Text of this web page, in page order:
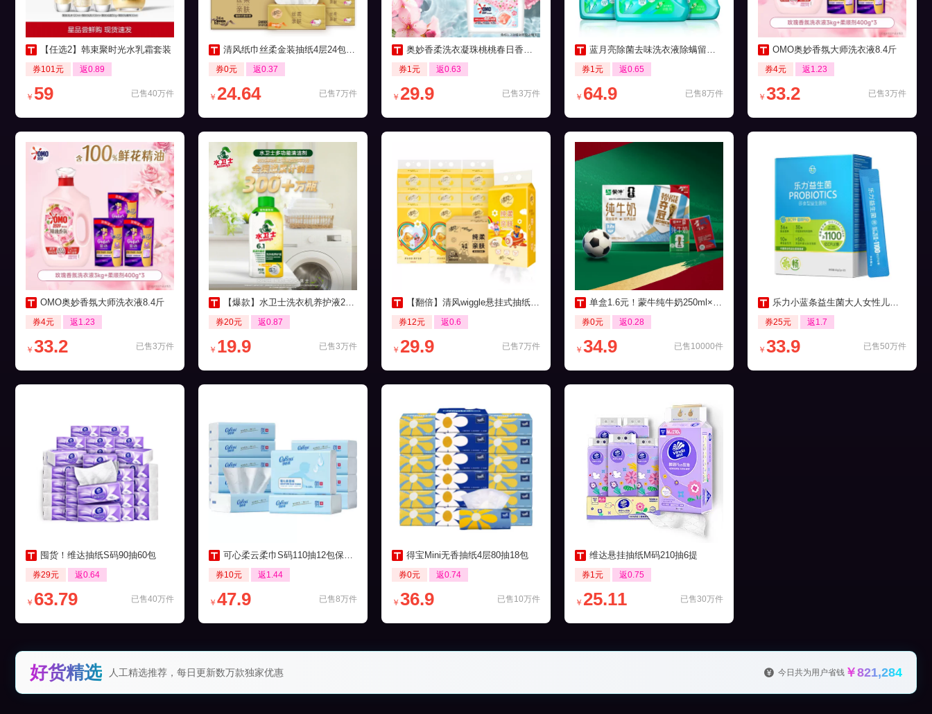
【任选2】韩束聚时光水乳霜套装
券101元 返0.89
已售40万件
￥ 59
清风纸巾丝柔金装抽纸4层24包家用实惠装
券0元 返0.37
已售7万件
￥ 24.64
奥妙香柔洗衣凝珠桃桃春日香清香50颗
券1元 返0.63
已售3万件
￥ 29.9
蓝月亮除菌去味洗衣液除螨留香16斤
券1元 返0.65
已售8万件
￥ 64.9
OMO奥妙香氛大师洗衣液8.4斤
券4元 返1.23
已售3万件
￥ 33.2
OMO奥妙香氛大师洗衣液8.4斤
券4元 返1.23
已售3万件
￥ 33.2
【爆款】水卫士洗衣机养护液270ml*3瓶装
券20元 返0.87
已售3万件
￥ 19.9
【翻倍】清风wiggle悬挂式抽纸250抽10提
券12元 返0.6
已售7万件
￥ 29.9
单盒1.6元！蒙牛纯牛奶250ml×21包
券0元 返0.28
已售10000件
￥ 34.9
乐力小蓝条益生菌大人女性儿童肠胃肠道口腔
券25元 返1.7
已售50万件
￥ 33.9
囤货！维达抽纸S码90抽60包
券29元 返0.64
已售40万件
￥ 63.79
可心柔云柔巾S码110抽12包保湿柔纸巾
券10元 返1.44
已售8万件
￥ 47.9
得宝Mini无香抽纸4层80抽18包
券0元 返0.74
已售10万件
￥ 36.9
维达悬挂抽纸M码210抽6提
券1元 返0.75
已售30万件
￥ 25.11
今日共为用户省钱 ￥821,284
好货精选 人工精选推荐，每日更新数万款独家优惠